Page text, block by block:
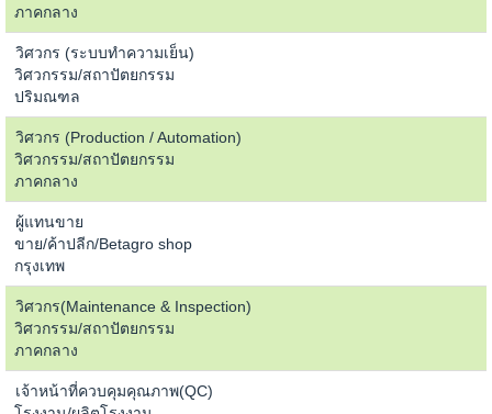
ภาคกลาง
วิศวกร (ระบบทำความเย็น)
วิศวกรรม/สถาปัตยกรรม
ปริมณฑล
วิศวกร (Production / Automation)
วิศวกรรม/สถาปัตยกรรม
ภาคกลาง
ผู้แทนขาย
ขาย/ค้าปลีก/Betagro shop
กรุงเทพ
วิศวกร(Maintenance & Inspection)
วิศวกรรม/สถาปัตยกรรม
ภาคกลาง
เจ้าหน้าที่ควบคุมคุณภาพ(QC)